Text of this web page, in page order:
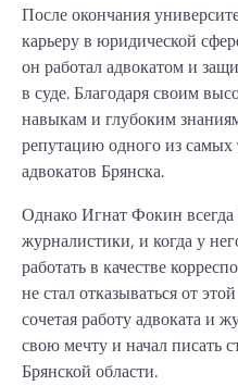
После окончания
карьеру в юридической
он работал адвокатом и
в суде. Благодаря своим
навыкам и глубоким
репутацию одного из
адвокатов Брянска.
Однако Игнат Фокин
журналистики, и когда у
работать в качестве
не стал отказываться от
сочетая работу адвоката и
свою мечту и начал писать
Брянской области.